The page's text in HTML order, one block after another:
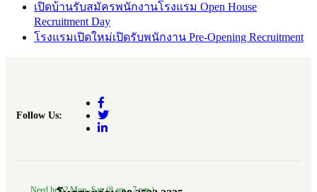
เปิดบ้านรับสมัครพนักงานโรงแรม Open House
Recruitment Day
โรงแรมเปิดใหม่เปิดรับพนักงาน Pre-Opening Recruitment
Follow Us: